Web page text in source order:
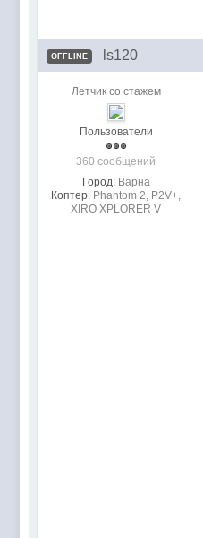
OFFLINE ls120
Летчик со стажем
Пользователи
360 сообщений
Город: Варна
Коптер: Phantom 2, P2V+,
XIRO XPLORER V